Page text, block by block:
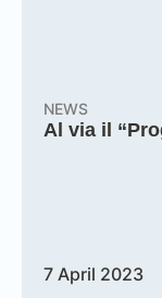
NEWS
Al via il
7 April 2023